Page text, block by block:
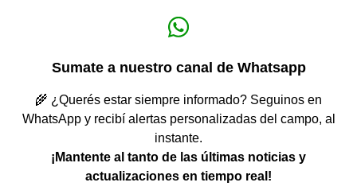
Sumate a nuestro canal de Whatsapp
🌾 ¿Querés estar siempre informado? Seguinos en
WhatsApp y recibí alertas personalizadas del campo, al
instante.
¡Mantente al tanto de las últimas noticias y
actualizaciones en tiempo real!